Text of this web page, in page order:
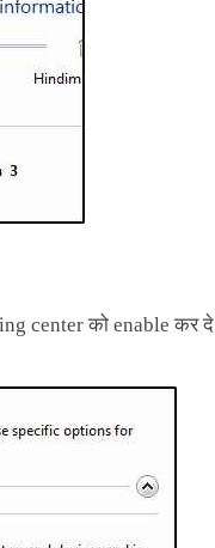
centerको enable कर दे